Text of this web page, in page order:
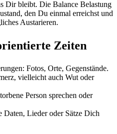
Dir bleibt. Die Balance Belastung
den Du einmal erreichst und
Austarieren.
Zeiten
Fotos, Orte, Gegenstände.
vielleicht auch Wut oder
Person sprechen oder
Daten, Lieder oder Sätze Dich